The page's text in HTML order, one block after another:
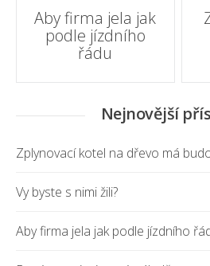
navigation
Aby firma jela jak
podle jízdního
řádu
Nejnovější
Zplynovací kotel na dřevo má
Vy byste s nimi žili?
Aby firma jela jak podle jízdního